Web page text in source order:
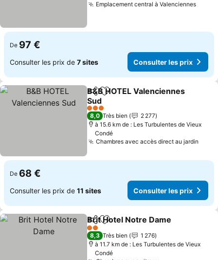
Emplacement central à Valenciennes
De 97 €
Consulter les prix de 7 sites Consulter les prix
PartagerAjouter à mes favoris
B&B HOTEL Valenciennes
Sud
Consulter les prix
3 Étoiles
8,0 Très bien
2 277
à 15.6 km de : Les Turbulentes de Vieux
Condé
Chambres avec accès direct au jardin
De 68 €
Consulter les prix de 11 sites Consulter les prix
PartagerAjouter à mes favoris
Brit Hotel Notre Dame
2 Étoiles
8,3 Très bien
1 276
à 11.7 km de : Les Turbulentes de Vieux
Condé